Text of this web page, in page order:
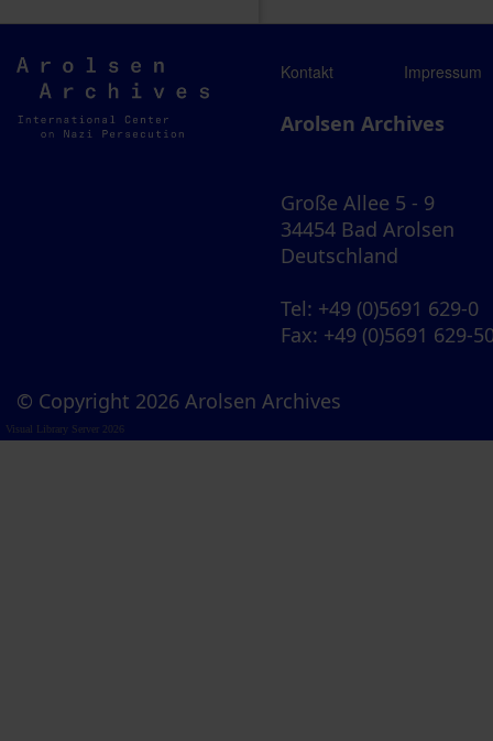
Arolsen
Archives
Kontakt Impressum
Arolsen Archives
Große Allee 5 - 9
34454 Bad Arolsen
Deutschland
Tel: +49 (0)5691 629-0
Fax: +49 (0)5691 629-
© Copyright 2026 Arolsen Archives
Visual Library Server 2026